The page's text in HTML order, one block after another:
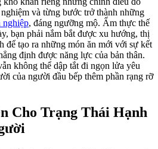
và từng bước trở thành những
nghiệp, đáng ngưỡng mộ. Ẩm thực thế
bạn phải nắm bắt được xu hướng, thị
để tạo ra những món ăn mới với sự kết
định được năng lực của bản thân.
không thể dập tắt đi ngọn lửa yêu
của người đầu bếp thêm phần rạng rỡ
Cho Trạng Thái Hạnh